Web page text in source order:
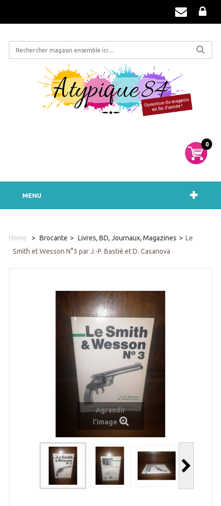
0
MENU
Home > Brocante > Livres, BD, Journaux, Magazines > Le
Smith et Wesson N°3 par J.-P. Bastié et D. Casanova
Agrandir
l'image